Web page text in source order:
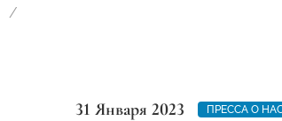
31 Января 2023 ПРЕССА О